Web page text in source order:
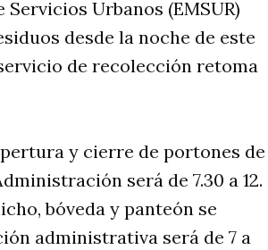
Urbanos (EMSUR)
desde la noche de este
de recolección retoma
y cierre de portones de
será de 7.30 a 12.
bóveda y panteón se
administrativa será de 7 a